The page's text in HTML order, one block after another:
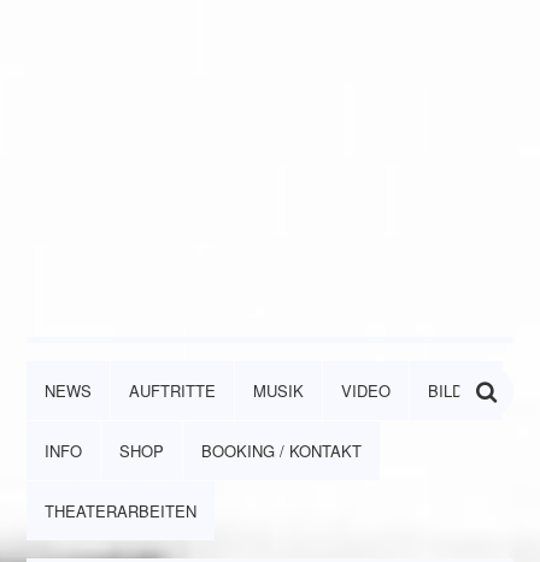
NEWS AUFTRITTE MUSIK VIDEO BILDER
INFO SHOP BOOKING / KONTAKT
THEATERARBEITEN